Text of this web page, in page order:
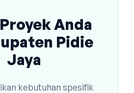
Anda
Pidie
Jaya
kebutuhan spesifik